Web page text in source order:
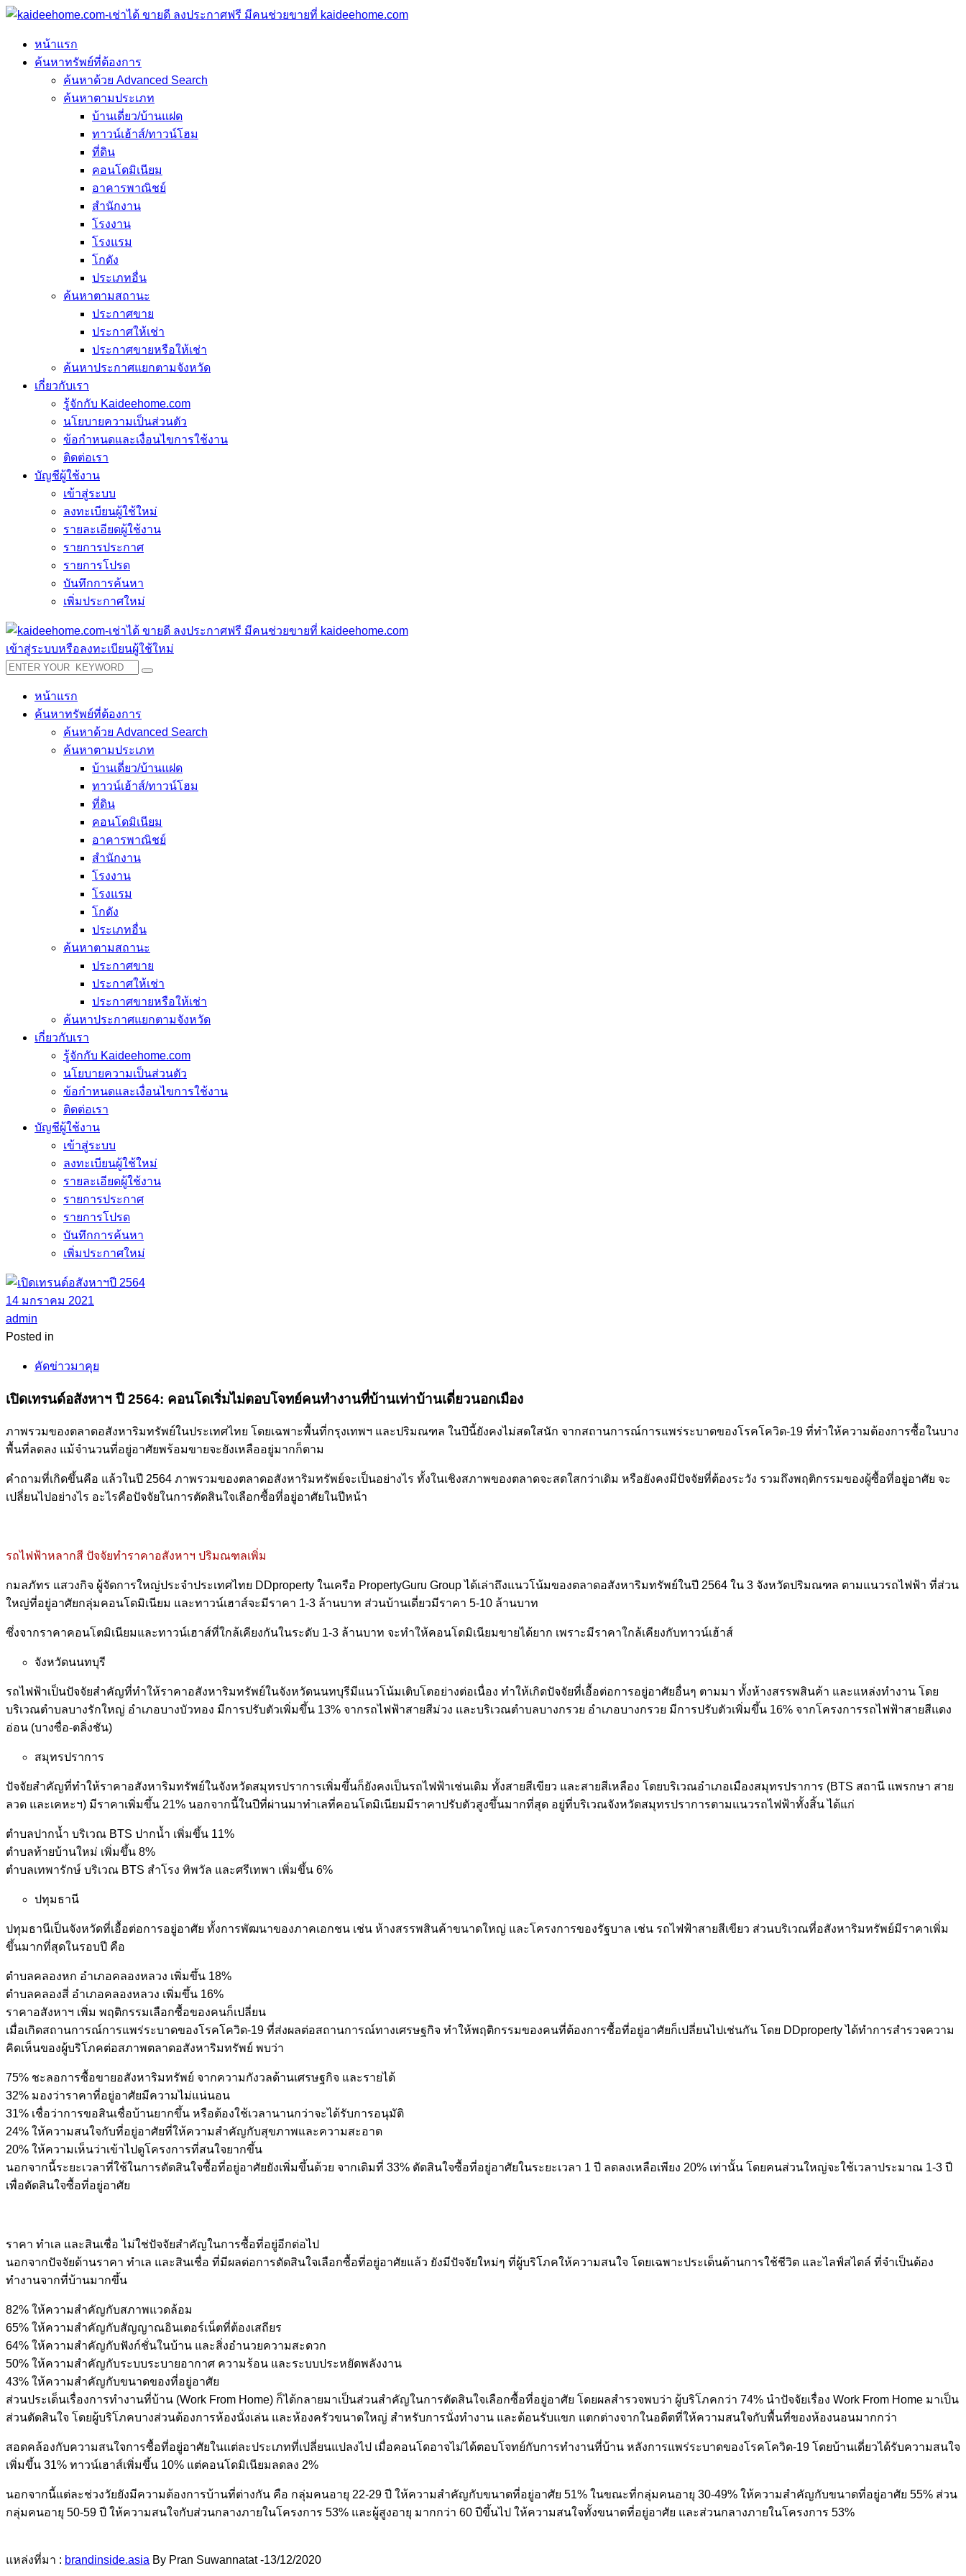
หน้าแรก
ค้นหาทรัพย์ที่ต้องการ
ค้นหาด้วย Advanced Search
ค้นหาตามประเภท
บ้านเดี่ยว/บ้านแฝด
ทาวน์เฮ้าส์/ทาวน์โฮม
ที่ดิน
คอนโดมิเนียม
อาคารพาณิชย์
สำนักงาน
โรงงาน
โรงแรม
โกดัง
ประเภทอื่น
ค้นหาตามสถานะ
ประกาศขาย
ประกาศให้เช่า
ประกาศขายหรือให้เช่า
ค้นหาประกาศแยกตามจังหวัด
เกี่ยวกับเรา
รู้จักกับ Kaideehome.com
นโยบายความเป็นส่วนตัว
ข้อกำหนดและเงื่อนไขการใช้งาน
ติดต่อเรา
บัญชีผู้ใช้งาน
เข้าสู่ระบบ
ลงทะเบียนผู้ใช้ใหม่
รายละเอียดผู้ใช้งาน
รายการประกาศ
รายการโปรด
บันทึกการค้นหา
เพิ่มประกาศใหม่
เข้าสู่ระบบหรือลงทะเบียนผู้ใช้ใหม่
หน้าแรก
ค้นหาทรัพย์ที่ต้องการ
ค้นหาด้วย Advanced Search
ค้นหาตามประเภท
บ้านเดี่ยว/บ้านแฝด
ทาวน์เฮ้าส์/ทาวน์โฮม
ที่ดิน
คอนโดมิเนียม
อาคารพาณิชย์
สำนักงาน
โรงงาน
โรงแรม
โกดัง
ประเภทอื่น
ค้นหาตามสถานะ
ประกาศขาย
ประกาศให้เช่า
ประกาศขายหรือให้เช่า
ค้นหาประกาศแยกตามจังหวัด
เกี่ยวกับเรา
รู้จักกับ Kaideehome.com
นโยบายความเป็นส่วนตัว
ข้อกำหนดและเงื่อนไขการใช้งาน
ติดต่อเรา
บัญชีผู้ใช้งาน
เข้าสู่ระบบ
ลงทะเบียนผู้ใช้ใหม่
รายละเอียดผู้ใช้งาน
รายการประกาศ
รายการโปรด
บันทึกการค้นหา
เพิ่มประกาศใหม่
14 มกราคม 2021
admin
Posted in
คัดข่าวมาคุย
เปิดเทรนด์อสังหาฯ ปี 2564: คอนโดเริ่มไม่ตอบโจทย์คนทำงานที่บ้านเท่าบ้านเดี่ยวนอกเมือง
ภาพรวมของตลาดอสังหาริมทรัพย์ในประเทศไทย โดยเฉพาะพื้นที่กรุงเทพฯ และปริมณฑล ในปีนี้ยังคงไม่สดใสนัก จากสถานการณ์การแพร่ระบาดของโรคโควิด-19 ที่ทำให้ความต้องการซื้อในบาง
พื้นที่ลดลง แม้จำนวนที่อยู่อาศัยพร้อมขายจะยังเหลืออยู่มากก็ตาม
คำถามที่เกิดขึ้นคือ แล้วในปี 2564 ภาพรวมของตลาดอสังหาริมทรัพย์จะเป็นอย่างไร ทั้งในเชิงสภาพของตลาดจะสดใสกว่าเดิม หรือยังคงมีปัจจัยที่ต้องระวัง รวมถึงพฤติกรรมของผู้ซื้อที่อยู่อาศัย จะ
เปลี่ยนไปอย่างไร อะไรคือปัจจัยในการตัดสินใจเลือกซื้อที่อยู่อาศัยในปีหน้า
รถไฟฟ้าหลากสี ปัจจัยทำราคาอสังหาฯ ปริมณฑลเพิ่ม
กมลภัทร แสวงกิจ ผู้จัดการใหญ่ประจำประเทศไทย DDproperty ในเครือ PropertyGuru Group ได้เล่าถึงแนวโน้มของตลาดอสังหาริมทรัพย์ในปี 2564 ใน 3 จังหวัดปริมณฑล ตามแนวรถไฟฟ้า ที่ส่วน
ใหญ่ที่อยู่อาศัยกลุ่มคอนโดมิเนียม และทาวน์เฮาส์จะมีราคา 1-3 ล้านบาท ส่วนบ้านเดี่ยวมีราคา 5-10 ล้านบาท
ซึ่งจากราคาคอนโตมิเนียมและทาวน์เฮาส์ที่ใกล้เคียงกันในระดับ 1-3 ล้านบาท จะทำให้คอนโดมิเนียมขายได้ยาก เพราะมีราคาใกล้เคียงกับทาวน์เฮ้าส์
จังหวัดนนทบุรี
รถไฟฟ้าเป็นปัจจัยสำคัญที่ทำให้ราคาอสังหาริมทรัพย์ในจังหวัดนนทบุรีมีแนวโน้มเติบโตอย่างต่อเนื่อง ทำให้เกิดปัจจัยที่เอื้อต่อการอยู่อาศัยอื่นๆ ตามมา ทั้งห้างสรรพสินค้า และแหล่งทำงาน โดย
บริเวณตำบลบางรักใหญ่ อำเภอบางบัวทอง มีการปรับตัวเพิ่มขึ้น 13% จากรถไฟฟ้าสายสีม่วง และบริเวณตำบลบางกรวย อำเภอบางกรวย มีการปรับตัวเพิ่มขึ้น 16% จากโครงการรถไฟฟ้าสายสีแดง
อ่อน (บางซื่อ-ตลิ่งชัน)
สมุทรปราการ
ปัจจัยสำคัญที่ทำให้ราคาอสังหาริมทรัพย์ในจังหวัดสมุทรปราการเพิ่มขึ้นก็ยังคงเป็นรถไฟฟ้าเช่นเดิม ทั้งสายสีเขียว และสายสีเหลือง โดยบริเวณอำเภอเมืองสมุทรปราการ (BTS สถานี แพรกษา สาย
ลวด และเคหะฯ) มีราคาเพิ่มขึ้น 21% นอกจากนี้ในปีที่ผ่านมาทำเลที่คอนโดมิเนียมมีราคาปรับตัวสูงขึ้นมากที่สุด อยู่ที่บริเวณจังหวัดสมุทรปราการตามแนวรถไฟฟ้าทั้งสิ้น ได้แก่
ตำบลปากน้ำ บริเวณ BTS ปากน้ำ เพิ่มขึ้น 11%
ตำบลท้ายบ้านใหม่ เพิ่มขึ้น 8%
ตำบลเทพารักษ์ บริเวณ BTS สำโรง ทิพวัล และศรีเทพา เพิ่มขึ้น 6%
ปทุมธานี
ปทุมธานีเป็นจังหวัดที่เอื้อต่อการอยู่อาศัย ทั้งการพัฒนาของภาคเอกชน เช่น ห้างสรรพสินค้าขนาดใหญ่ และโครงการของรัฐบาล เช่น รถไฟฟ้าสายสีเขียว ส่วนบริเวณที่อสังหาริมทรัพย์มีราคาเพิ่ม
ขึ้นมากที่สุดในรอบปี คือ
ตำบลคลองหก อำเภอคลองหลวง เพิ่มขึ้น 18%
ตำบลคลองสี่ อำเภอคลองหลวง เพิ่มขึ้น 16%
ราคาอสังหาฯ เพิ่ม พฤติกรรมเลือกซื้อของคนก็เปลี่ยน
เมื่อเกิดสถานการณ์การแพร่ระบาดของโรคโควิด-19 ที่ส่งผลต่อสถานการณ์ทางเศรษฐกิจ ทำให้พฤติกรรมของคนที่ต้องการซื้อที่อยู่อาศัยก็เปลี่ยนไปเช่นกัน โดย DDproperty ได้ทำการสำรวจความ
คิดเห็นของผู้บริโภคต่อสภาพตลาดอสังหาริมทรัพย์ พบว่า
75% ชะลอการซื้อขายอสังหาริมทรัพย์ จากความกังวลด้านเศรษฐกิจ และรายได้
32% มองว่าราคาที่อยู่อาศัยมีความไม่แน่นอน
31% เชื่อว่าการขอสินเชื่อบ้านยากขึ้น หรือต้องใช้เวลานานกว่าจะได้รับการอนุมัติ
24% ให้ความสนใจกับที่อยู่อาศัยที่ให้ความสำคัญกับสุขภาพและความสะอาด
20% ให้ความเห็นว่าเข้าไปดูโครงการที่สนใจยากขึ้น
นอกจากนี้ระยะเวลาที่ใช้ในการตัดสินใจซื้อที่อยู่อาศัยยังเพิ่มขึ้นด้วย จากเดิมที่ 33% ตัดสินใจซื้อที่อยู่อาศัยในระยะเวลา 1 ปี ลดลงเหลือเพียง 20% เท่านั้น โดยคนส่วนใหญ่จะใช้เวลาประมาณ 1-3 ปี
เพื่อตัดสินใจซื้อที่อยู่อาศัย
ราคา ทำเล และสินเชื่อ ไม่ใช่ปัจจัยสำคัญในการซื้อที่อยู่อีกต่อไป
นอกจากปัจจัยด้านราคา ทำเล และสินเชื่อ ที่มีผลต่อการตัดสินใจเลือกซื้อที่อยู่อาศัยแล้ว ยังมีปัจจัยใหม่ๆ ที่ผู้บริโภคให้ความสนใจ โดยเฉพาะประเด็นด้านการใช้ชีวิต และไลฟ์สไตล์ ที่จำเป็นต้อง
ทำงานจากที่บ้านมากขึ้น
82% ให้ความสำคัญกับสภาพแวดล้อม
65% ให้ความสำคัญกับสัญญาณอินเตอร์เน็ตที่ต้องเสถียร
64% ให้ความสำคัญกับฟังก์ชั่นในบ้าน และสิ่งอำนวยความสะดวก
50% ให้ความสำคัญกับระบบระบายอากาศ ความร้อน และระบบประหยัดพลังงาน
43% ให้ความสำคัญกับขนาดของที่อยู่อาศัย
ส่วนประเด็นเรื่องการทำงานที่บ้าน (Work From Home) ก็ได้กลายมาเป็นส่วนสำคัญในการตัดสินใจเลือกซื้อที่อยู่อาศัย โดยผลสำรวจพบว่า ผู้บริโภคกว่า 74% นำปัจจัยเรื่อง Work From Home มาเป็น
ส่วนตัดสินใจ โดยผู้บริโภคบางส่วนต้องการห้องนั่งเล่น และห้องครัวขนาดใหญ่ สำหรับการนั่งทำงาน และต้อนรับแขก แตกต่างจากในอดีตที่ให้ความสนใจกับพื้นที่ของห้องนอนมากกว่า
สอดคล้องกับความสนใจการซื้อที่อยู่อาศัยในแต่ละประเภทที่เปลี่ยนแปลงไป เมื่อคอนโดอาจไม่ได้ตอบโจทย์กับการทำงานที่บ้าน หลังการแพร่ระบาดของโรคโควิด-19 โดยบ้านเดี่ยวได้รับความสนใจ
เพิ่มขึ้น 31% ทาวน์เฮาส์เพิ่มขึ้น 10% แต่คอนโดมิเนียมลดลง 2%
นอกจากนี้แต่ละช่วงวัยยังมีความต้องการบ้านที่ต่างกัน คือ กลุ่มคนอายุ 22-29 ปี ให้ความสำคัญกับขนาดที่อยู่อาศัย 51% ในขณะที่กลุ่มคนอายุ 30-49% ให้ความสำคัญกับขนาดที่อยู่อาศัย 55% ส่วน
กลุ่มคนอายุ 50-59 ปี ให้ความสนใจกับส่วนกลางภายในโครงการ 53% และผู้สูงอายุ มากกว่า 60 ปีขึ้นไป ให้ความสนใจทั้งขนาดที่อยู่อาศัย และส่วนกลางภายในโครงการ 53%
แหล่งที่มา : brandinside.asia By Pran Suwannatat -13/12/2020